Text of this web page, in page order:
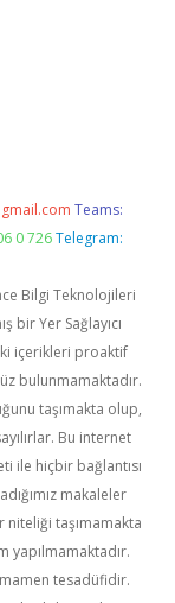
Teams:
0 726 Telegram:
Bilgi Teknolojileri
bir Yer Sağlayıcı
içerikleri proaktif
bulunmamaktadır.
taşımakta olup,
Bu internet
ile hiçbir bağlantısı
makaleler
niteliği taşımamakta
yapılmamaktadır.
tesadüfidir.